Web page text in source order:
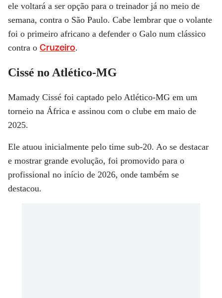
ele voltará a ser opção para o treinador já no meio de
semana, contra o São Paulo. Cabe lembrar que o volante
foi o primeiro africano a defender o Galo num clássico
contra o Cruzeiro.
Cissé no Atlético-MG
Mamady Cissé foi captado pelo Atlético-MG em um
torneio na África e assinou com o clube em maio de
2025.
Ele atuou inicialmente pelo time sub-20. Ao se destacar
e mostrar grande evolução, foi promovido para o
profissional no início de 2026, onde também se
destacou.